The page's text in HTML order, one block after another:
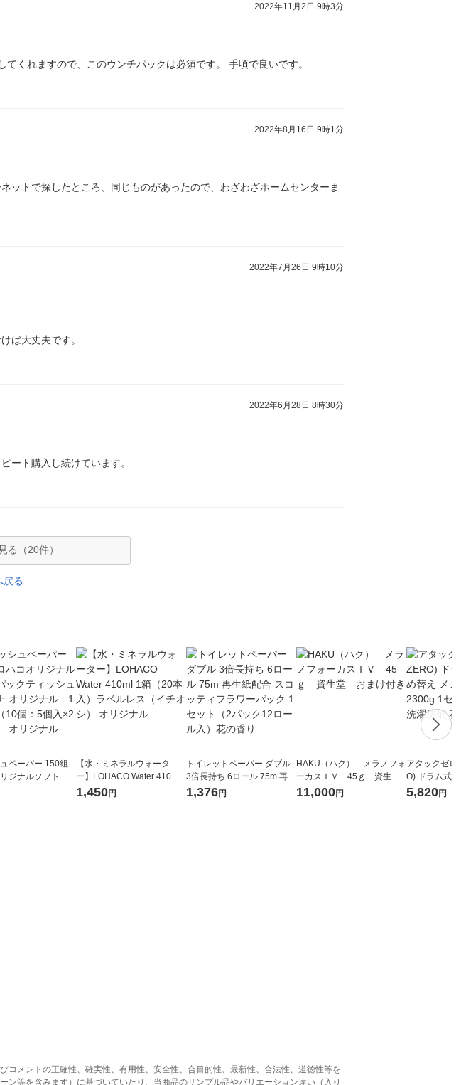
2022年11月2日 9時3分
くれますので、このウンチパックは必須です。 手頃で良いです。
2022年8月16日 9時1分
ットで探したところ、同じものがあったので、わざわざホームセンターま
2022年7月26日 9時10分
ば大丈夫です。
2022年6月28日 8時30分
ート購入し続けています。
る（20件）
戻る
ペーパー 150組
ジナルソフトパ
シュ フィオナ オ
【水・ミネラルウォータ
ー】LOHACO Water 410ml
1箱（20本入）ラベルレス
1,450円
トイレットペーパー ダブル
3倍長持ち 6ロール 75m 再生
紙配合 スコッティフラワー
1,376円
HAKU（ハク） メラノフォ
ーカスＩＶ 45ｇ 資生
堂 おまけ付き
11,000円
アタックゼロ
O) ドラム式専
ガジャンボ
5,820円
メントの正確性、確実性、有用性、安全性、合目的性、最新性、合法性、道徳性等を
等を含みます）に基づいていたり、当商品のサンプル品やバリエーション違い（入り